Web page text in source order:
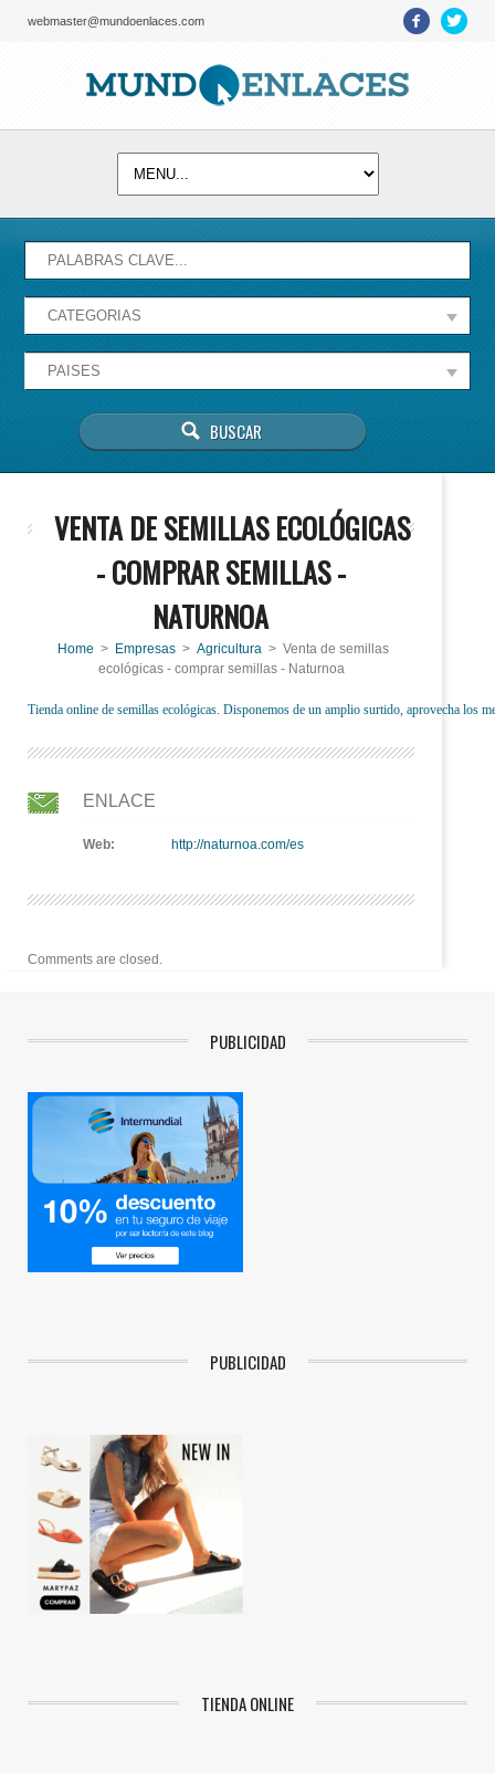
webmaster@mundoenlaces.com
VENTA DE SEMILLAS ECOLÓGICAS
- COMPRAR SEMILLAS -
NATURNOA
Home > Empresas> Agricultura > Venta de semillas
ecológicas - comprar semillas - Naturnoa
Tienda online de semillas ecológicas. Disponemos de un amplio surtido, aprovecha los
ENLACE
Web: http://naturnoa.com/es
Comments are closed.
PUBLICIDAD
PUBLICIDAD
TIENDA ONLINE